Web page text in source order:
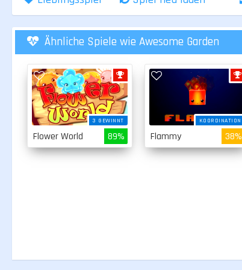
Ähnliche Spiele wie Awesome Garden
3 GEWINNT
Flower World 89%
KOORDINATION
Flammy 38%